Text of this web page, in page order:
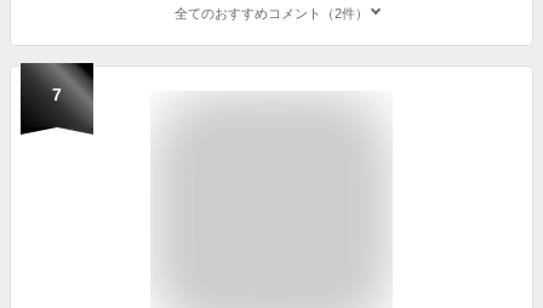
全てのおすすめコメント（2件）
7